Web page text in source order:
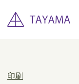
印刷